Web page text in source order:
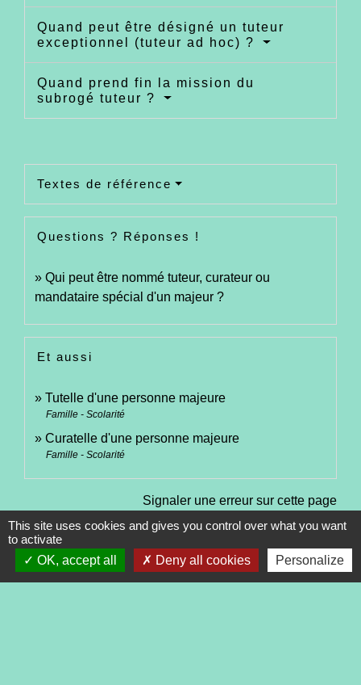
Quand peut être désigné un tuteur
exceptionnel (tuteur ad hoc) ?
Quand prend fin la mission du
subrogé tuteur ?
Textes de référence
Questions ? Réponses !
Qui peut être nommé tuteur, curateur ou
mandataire spécial d'un majeur ?
Et aussi
Tutelle d'une personne majeure
Famille - Scolarité
Curatelle d'une personne majeure
Famille - Scolarité
Signaler une erreur sur cette page
This site uses cookies and gives you control over what you want
to activate
OK, accept all
Deny all cookies Personalize